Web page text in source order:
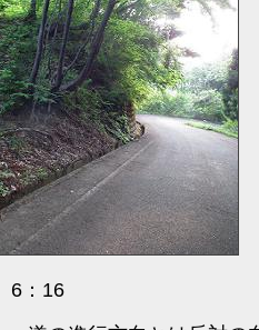
6：16